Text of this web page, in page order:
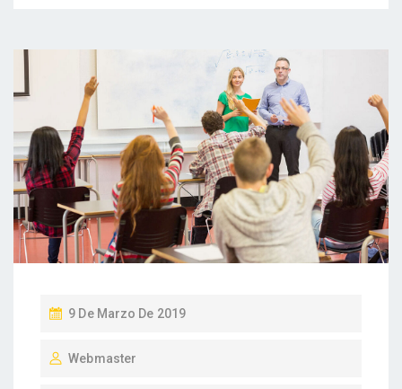
P
B
9 De Marzo De 2019
Webmaster